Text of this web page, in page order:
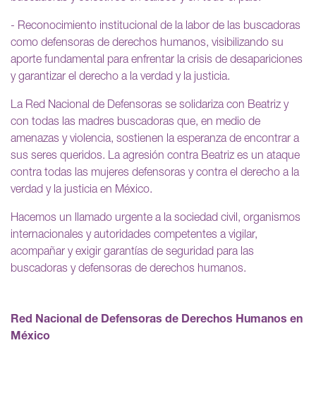
- Reconocimiento institucional de la labor de las buscadoras
como defensoras de derechos humanos, visibilizando su
aporte fundamental para enfrentar la crisis de desapariciones
y garantizar el derecho a la verdad y la justicia.
La Red Nacional de Defensoras se solidariza con Beatriz y
con todas las madres buscadoras que, en medio de
amenazas y violencia, sostienen la esperanza de encontrar a
sus seres queridos. La agresión contra Beatriz es un ataque
contra todas las mujeres defensoras y contra el derecho a la
verdad y la justicia en México.
Hacemos un llamado urgente a la sociedad civil, organismos
internacionales y autoridades competentes a vigilar,
acompañar y exigir garantías de seguridad para las
buscadoras y defensoras de derechos humanos.
Red Nacional de Defensoras de Derechos Humanos en
México